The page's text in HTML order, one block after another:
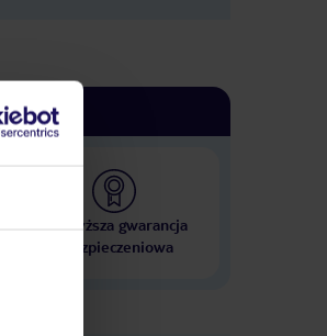
Najwyższa gwarancja
ubezpieczeniowa